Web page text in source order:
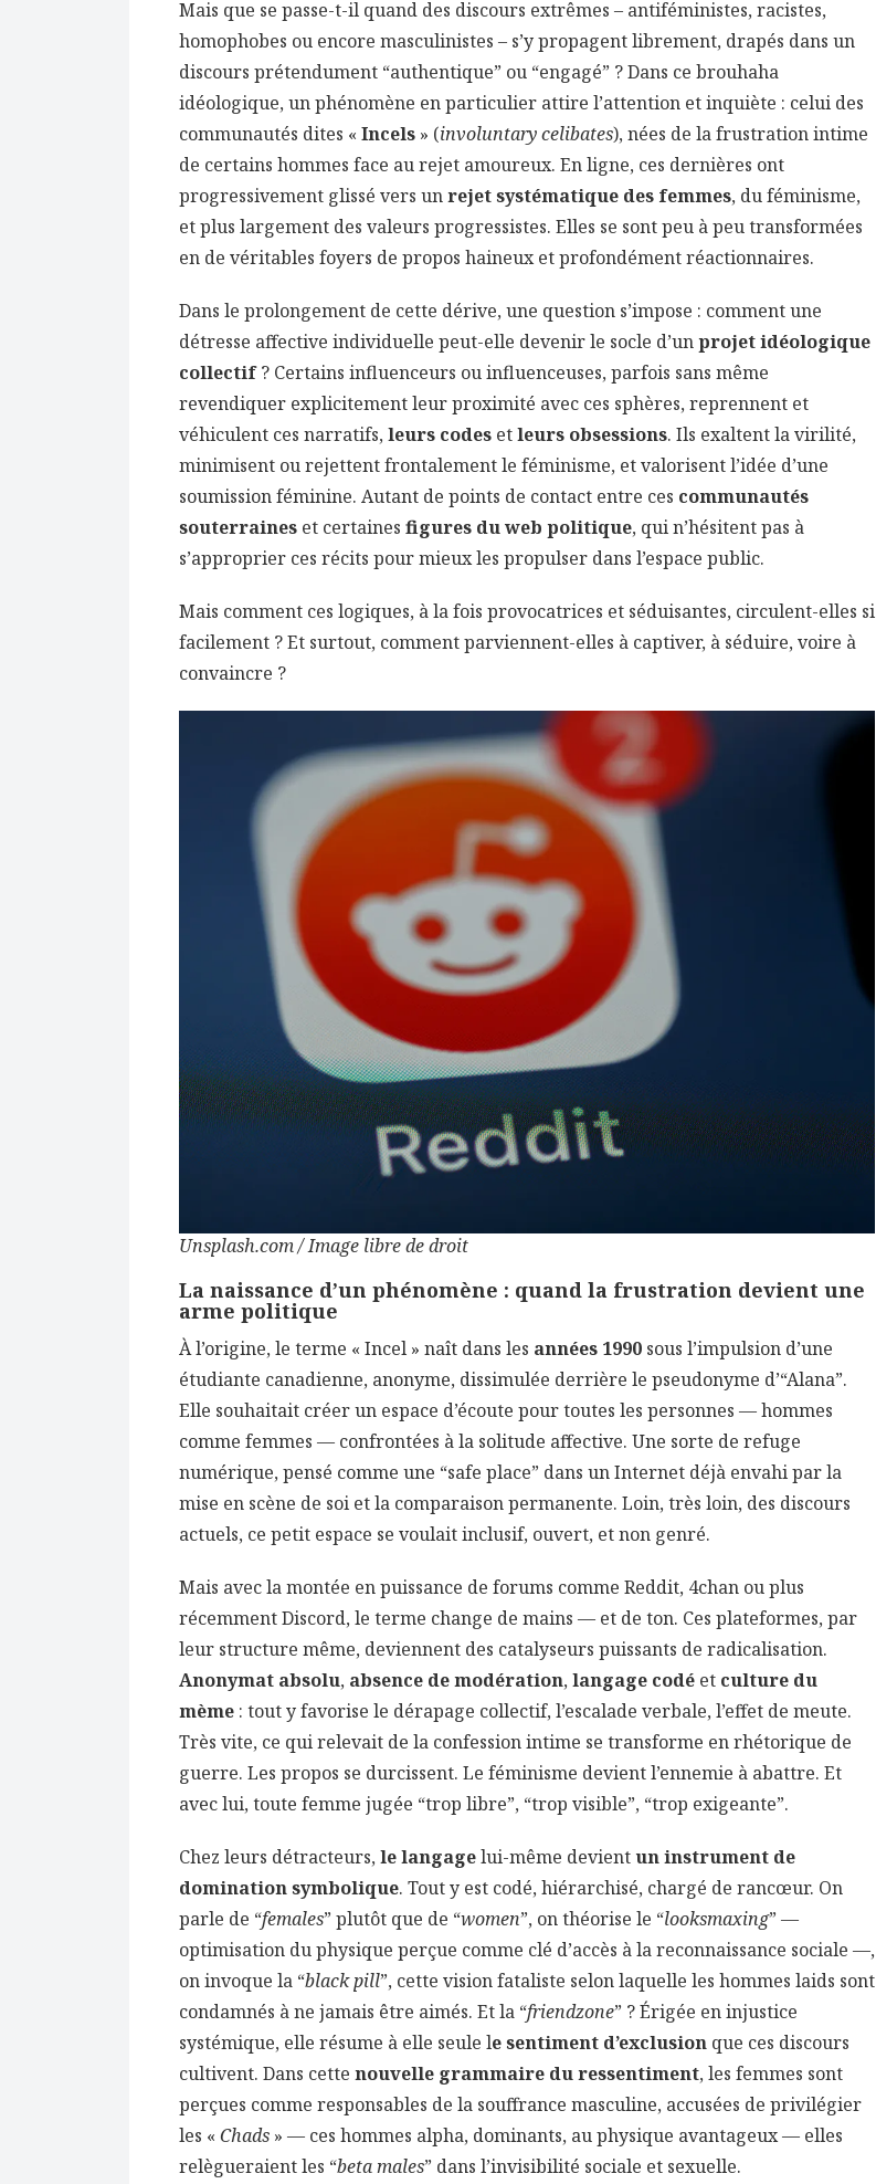
Mais que se passe-t-il quand des discours extrêmes – antiféministes, racistes,
homophobes ou encore masculinistes – s’y propagent librement, drapés dans un
discours prétendument “authentique” ou “engagé” ? Dans ce brouhaha
idéologique, un phénomène en particulier attire l’attention et inquiète : celui des
communautés dites « Incels » (involuntary celibates), nées de la frustration intime
de certains hommes face au rejet amoureux. En ligne, ces dernières ont
progressivement glissé vers unrejet systématique des femmes, du féminisme,
et plus largement des valeurs progressistes. Elles se sont peu à peu transformées
en de véritables foyers de propos haineux et profondément réactionnaires.
Dans le prolongement de cette dérive, une question s’impose : comment une
détresse affective individuelle peut-elle devenir le socle d’unprojet idéologique
collectif? Certains influenceurs ou influenceuses, parfois sans même
revendiquer explicitement leur proximité avec ces sphères, reprennent et
véhiculent ces narratifs,leurs codes etleurs obsessions. Ils exaltent la virilité,
minimisent ou rejettent frontalement le féminisme, et valorisent l’idée d’une
soumission féminine. Autant de points de contact entre ces communautés
souterraines et certaines figures du web politique, qui n’hésitent pas à
s’approprier ces récits pour mieux les propulser dans l’espace public.
Mais comment ces logiques, à la fois provocatrices et séduisantes, circulent-elles si
facilement ? Et surtout, comment parviennent-elles à captiver, à séduire, voire à
convaincre ?
Unsplash.com / Image libre de droit
La naissance d’un phénomène : quand la frustration devient une
arme politique
À l’origine, le terme « Incel » naît dans les années 1990 sous l’impulsion d’une
étudiante canadienne, anonyme, dissimulée derrière le pseudonyme d’“Alana”.
Elle souhaitait créer un espace d’écoute pour toutes les personnes — hommes
comme femmes — confrontées à la solitude affective. Une sorte de refuge
numérique, pensé comme une “safe place” dans un Internet déjà envahi par la
mise en scène de soi et la comparaison permanente. Loin, très loin, des discours
actuels, ce petit espace se voulait inclusif, ouvert, et non genré.
Mais avec la montée en puissance de forums comme Reddit, 4chan ou plus
récemment Discord, le terme change de mains — et de ton. Ces plateformes, par
leur structure même, deviennent des catalyseurs puissants de radicalisation.
Anonymat absolu, absence de modération,langage codé et culture du
mème : tout y favorise le dérapage collectif, l’escalade verbale, l’effet de meute.
Très vite, ce qui relevait de la confession intime se transforme en rhétorique de
guerre. Les propos se durcissent. Le féminisme devient l’ennemie à abattre. Et
avec lui, toute femme jugée “trop libre”, “trop visible”, “trop exigeante”.
Chez leurs détracteurs,le langagelui-même devient un instrument de
domination symbolique. Tout y est codé, hiérarchisé, chargé de rancœur. On
parle de “females” plutôt que de “women”, on théorise le “looksmaxing” —
optimisation du physique perçue comme clé d’accès à la reconnaissance sociale —,
on invoque la “black pill”, cette vision fataliste selon laquelle les hommes laids sont
condamnés à ne jamais être aimés. Et la “friendzone” ? Érigée en injustice
systémique, elle résume à elle seule le sentiment d’exclusion que ces discours
cultivent. Dans cette nouvelle grammaire du ressentiment, les femmes sont
perçues comme responsables de la souffrance masculine, accusées de privilégier
les « Chads » — ces hommes alpha, dominants, au physique avantageux — elles
relègueraient les “beta males” dans l’invisibilité sociale et sexuelle.